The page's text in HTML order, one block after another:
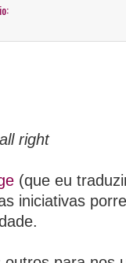
right
(que eu
iniciativas